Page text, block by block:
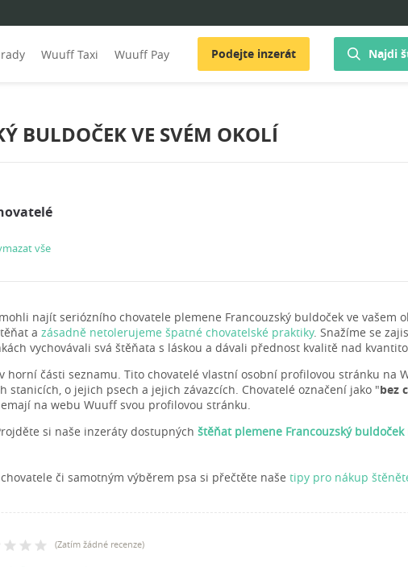
Wuuff Taxi Wuuff Pay Podejte inzerát Najdi
BULDOČEK VE SVÉM OKOLÍ
vše
najít seriózního chovatele plemene Francouzský buldoček ve vašem
a zásadně netolerujeme špatné chovatelské praktiky. Snažíme se
vychovávali svá štěňata s láskou a dávali přednost kvalitě nad
horní části seznamu. Tito chovatelé vlastní osobní profilovou stránku na
stanicích, o jejich psech a jejich závazcích. Chovatelé označení jako "bez
na webu Wuuff svou profilovou stránku.
si naše inzeráty dostupných štěňat plemene Francouzský
či samotným výběrem psa si přečtěte naše tipy pro nákup
(Zatím žádné recenze)